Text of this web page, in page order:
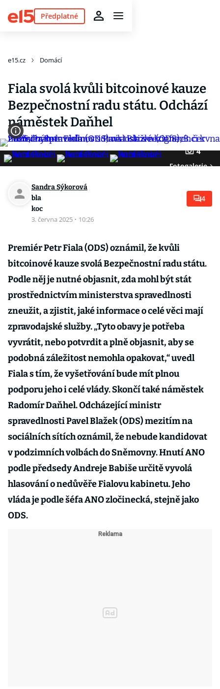
Předplatné
e15.cz Domácí
Fiala svolá kvůli bitcoinové kauze
Bezpečnostní radu státu. Odchází
náměstek Daňhel
4
Fotogalerie
Sandra Sýkorová
bla
koc
3. června 2025 · 10:26
4
Premiér Petr Fiala (ODS) oznámil, že kvůli
bitcoinové kauze svolá Bezpečnostní radu státu.
Podle něj je nutné objasnit, zda mohl být stát
prostřednictvím ministerstva spravedlnosti
zneužit, a zjistit, jaké informace o celé věci mají
zpravodajské služby. „Tyto obavy je potřeba
vyvrátit, nebo potvrdit a plně objasnit, aby se
podobná záležitost nemohla opakovat,“ uvedl
Fiala s tím, že vyšetřování bude mít plnou
podporu jeho i celé vlády. Skončí také náměstek
Radomír Daňhel. Odcházející ministr
spravedlnosti Pavel Blažek (ODS) mezitím na
sociálních sítích oznámil, že nebude kandidovat
v podzimních volbách do Sněmovny. Hnutí ANO
podle předsedy Andreje Babiše určitě vyvolá
hlasování o nedůvěře Fialovu kabinetu. Jeho
vláda je podle šéfa ANO zločinecká, stejně jako
ODS.